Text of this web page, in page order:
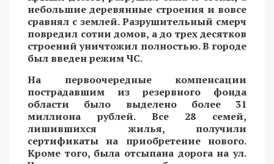
небольшие деревянные строения и вовсе
сравнял с землей. Разрушительный смерч
повредил сотни домов, а до трех десятков
строений уничтожил полностью. В городе
был введен режим ЧС.
На первоочередные компенсации
пострадавшим из резервного фонда
области было выделено более 31
миллиона рублей. Все 28 семей,
лишившихся жилья, получили
сертификаты на приобретение нового.
Кроме того, была отсыпана дорога на ул.